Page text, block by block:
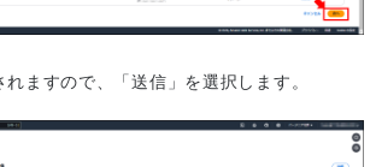
ますので、「送信」を選択します。